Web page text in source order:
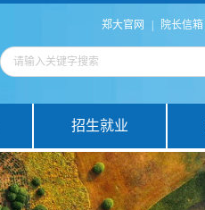
郑大官网 院长信箱
招生就业